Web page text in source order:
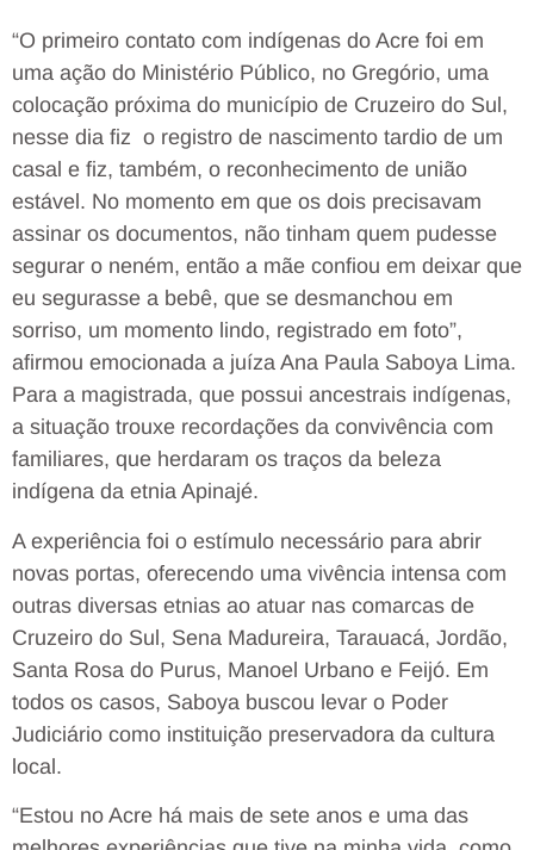
“O primeiro contato com indígenas do Acre foi em
uma ação do Ministério Público, no Gregório, uma
colocação próxima do município de Cruzeiro do Sul,
nesse dia fiz o registro de nascimento tardio de um
casal e fiz, também, o reconhecimento de união
estável. No momento em que os dois precisavam
assinar os documentos, não tinham quem pudesse
segurar o neném, então a mãe confiou em deixar que
eu segurasse a bebê, que se desmanchou em
sorriso, um momento lindo, registrado em foto”,
afirmou emocionada a juíza Ana Paula Saboya Lima.
Para a magistrada, que possui ancestrais indígenas,
a situação trouxe recordações da convivência com
familiares, que herdaram os traços da beleza
indígena da etnia Apinajé.
A experiência foi o estímulo necessário para abrir
novas portas, oferecendo uma vivência intensa com
outras diversas etnias ao atuar nas comarcas de
Cruzeiro do Sul, Sena Madureira, Tarauacá, Jordão,
Santa Rosa do Purus, Manoel Urbano e Feijó. Em
todos os casos, Saboya buscou levar o Poder
Judiciário como instituição preservadora da cultura
local.
“Estou no Acre há mais de sete anos e uma das